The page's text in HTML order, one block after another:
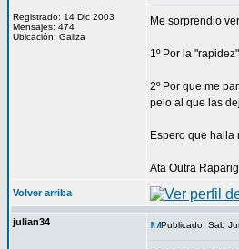
Registrado: 14 Dic 2003
Mensajes: 474
Ubicación: Galiza
Me sorprendio
1º Por la
2º Por que me
pelo al que las
Espero que halla
Ata Outra
Volver arriba
julian34 Publicado: Sab